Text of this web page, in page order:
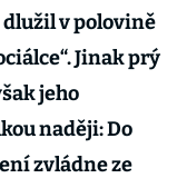
v polovině
Jinak prý
jeho
naději: Do
zvládne ze